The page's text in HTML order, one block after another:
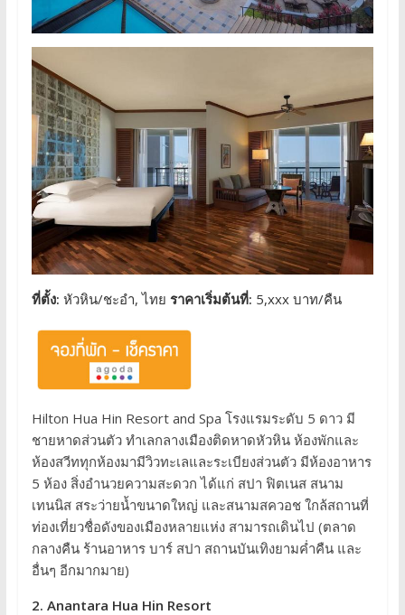
ที่ตั้ง: หัวหิน/ชะอำ, ไทย ราคาเริ่มต้นที่: 5,xxx บาท/คืน
Hilton Hua Hin Resort and Spa โรงแรมระดับ 5 ดาว มี
ชายหาดส่วนตัว ทำเลกลางเมืองติดหาดหัวหิน ห้องพักและ
ห้องสวีททุกห้องมามีวิวทะเลและระเบียงส่วนตัว มีห้องอาหาร
5 ห้อง สิ่งอำนวยความสะดวก ได้แก่ สปา ฟิตเนส สนาม
เทนนิส สระว่ายน้ำขนาดใหญ่ และสนามสควอช ใกล้สถานที่
ท่องเที่ยวชื่อดังของเมืองหลายแห่ง สามารถเดินไป (ตลาด
กลางคืน ร้านอาหาร บาร์ สปา สถานบันเทิงยามค่ำคืน และ
อื่นๆ อีกมากมาย)
2. Anantara Hua Hin Resort